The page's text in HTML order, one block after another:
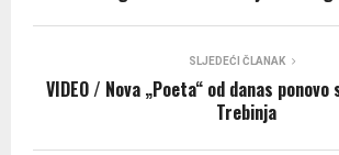
SLJEDEĆI ČLANAK
VIDEO / Nova „Poeta“ od danas
Trebinja